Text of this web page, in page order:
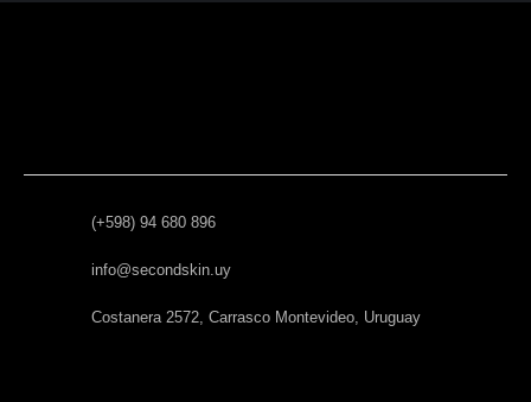
(+598) 94 680 896
info@secondskin.uy
Costanera 2572, Carrasco Montevideo, Uruguay